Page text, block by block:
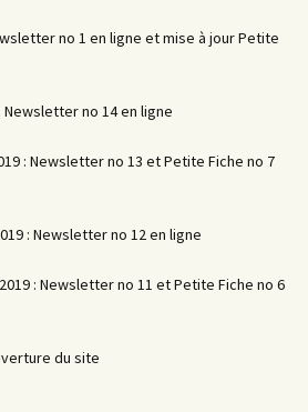
no 1 en ligne et mise à jour Petite
no 14 en ligne
: Newsletter no 13 et Petite Fiche no 7
: Newsletter no 12 en ligne
: Newsletter no 11 et Petite Fiche no 6
du site